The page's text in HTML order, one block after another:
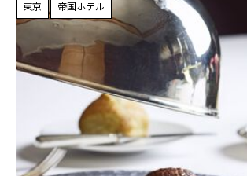
東京 帝国ホテル